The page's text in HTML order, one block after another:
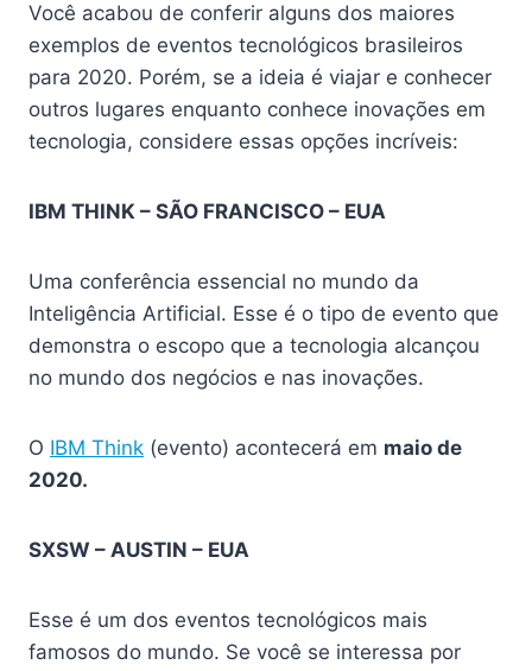
Você acabou de conferir alguns dos maiores
exemplos de eventos tecnológicos brasileiros
para 2020. Porém, se a ideia é viajar e conhecer
outros lugares enquanto conhece inovações em
tecnologia, considere essas opções incríveis:
IBM THINK – SÃO FRANCISCO – EUA
Uma conferência essencial no mundo da
Inteligência Artificial. Esse é o tipo de evento que
demonstra o escopo que a tecnologia alcançou
no mundo dos negócios e nas inovações.
O IBM Think (evento) acontecerá em maio de
2020.
SXSW – AUSTIN – EUA
Esse é um dos eventos tecnológicos mais
famosos do mundo. Se você se interessa por